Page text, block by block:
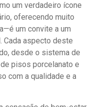
um verdadeiro ícone
oferecendo muito
um convite a um
Cada aspecto deste
desde o sistema de
pisos porcelanato e
com a qualidade e a